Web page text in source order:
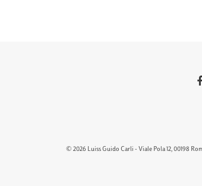
© 2026 Luiss Guido Carli - Viale Pola 12, 00198